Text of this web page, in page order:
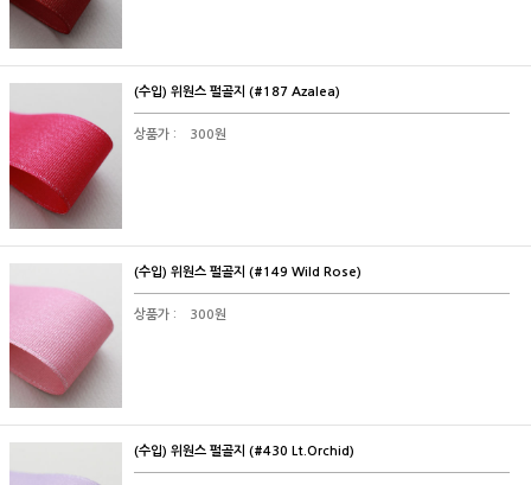
(수입) 위원스 펄골지 (#187 Azalea)
상품가 : 300원
(수입) 위원스 펄골지 (#149 Wild Rose)
상품가 : 300원
(수입) 위원스 펄골지 (#430 Lt.Orchid)